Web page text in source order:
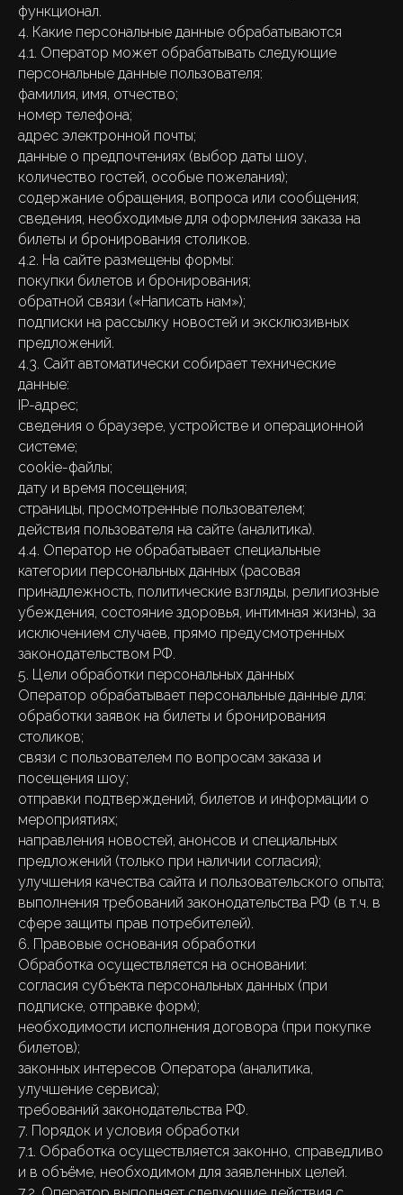
функционал.
4. Какие персональные данные обрабатываются
4.1. Оператор может обрабатывать следующие
персональные данные пользователя:
фамилия, имя, отчество;
номер телефона;
адрес электронной почты;
данные о предпочтениях (выбор даты шоу,
количество гостей, особые пожелания);
содержание обращения, вопроса или сообщения;
сведения, необходимые для оформления заказа на
билеты и бронирования столиков.
4.2. На сайте размещены формы:
покупки билетов и бронирования;
обратной связи («Написать нам»);
подписки на рассылку новостей и эксклюзивных
предложений.
4.3. Сайт автоматически собирает технические
данные:
IP-адрес;
сведения о браузере, устройстве и операционной
системе;
cookie-файлы;
дату и время посещения;
страницы, просмотренные пользователем;
действия пользователя на сайте (аналитика).
4.4. Оператор не обрабатывает специальные
категории персональных данных (расовая
принадлежность, политические взгляды, религиозные
убеждения, состояние здоровья, интимная жизнь), за
исключением случаев, прямо предусмотренных
законодательством РФ.
5. Цели обработки персональных данных
Оператор обрабатывает персональные данные для:
обработки заявок на билеты и бронирования
столиков;
связи с пользователем по вопросам заказа и
посещения шоу;
отправки подтверждений, билетов и информации о
мероприятиях;
направления новостей, анонсов и специальных
предложений (только при наличии согласия);
улучшения качества сайта и пользовательского опыта;
выполнения требований законодательства РФ (в т.ч. в
сфере защиты прав потребителей).
6. Правовые основания обработки
Обработка осуществляется на основании:
согласия субъекта персональных данных (при
подписке, отправке форм);
необходимости исполнения договора (при покупке
билетов);
законных интересов Оператора (аналитика,
улучшение сервиса);
требований законодательства РФ.
7. Порядок и условия обработки
7.1. Обработка осуществляется законно, справедливо
и в объёме, необходимом для заявленных целей.